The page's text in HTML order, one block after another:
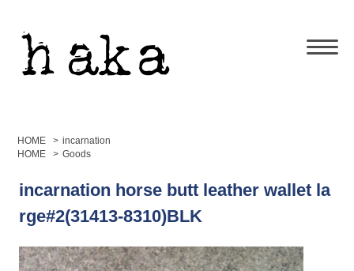
HOME > incarnation
HOME
> Goods
incarnation horse butt leather wallet la
rge#2(31413-8310)BLK